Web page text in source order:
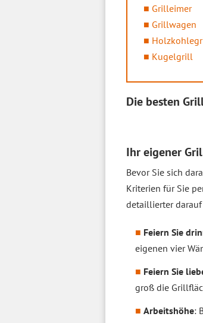
Grilleimer
Grillwagen
Kugelgrill
Die besten
Ihr eigener
Bevor Sie sich
Kriterien für Sie
detaillierter
Feiern Sie
eigenen vier
Feiern Sie
groß die
Arbeitshöhe: